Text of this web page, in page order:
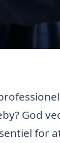
God
for